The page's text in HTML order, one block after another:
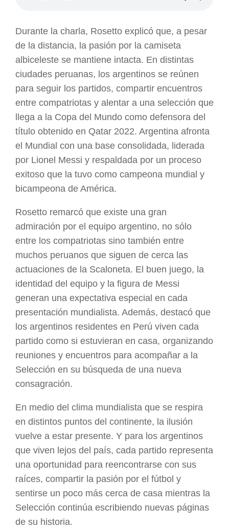
Durante la charla, Rosetto explicó que, a pesar
de la distancia, la pasión por la camiseta
albiceleste se mantiene intacta. En distintas
ciudades peruanas, los argentinos se reúnen
para seguir los partidos, compartir encuentros
entre compatriotas y alentar a una selección que
llega a la Copa del Mundo como defensora del
título obtenido en Qatar 2022. Argentina afronta
el Mundial con una base consolidada, liderada
por Lionel Messi y respaldada por un proceso
exitoso que la tuvo como campeona mundial y
bicampeona de América.
Rosetto remarcó que existe una gran
admiración por el equipo argentino, no sólo
entre los compatriotas sino también entre
muchos peruanos que siguen de cerca las
actuaciones de la Scaloneta. El buen juego, la
identidad del equipo y la figura de Messi
generan una expectativa especial en cada
presentación mundialista. Además, destacó que
los argentinos residentes en Perú viven cada
partido como si estuvieran en casa, organizando
reuniones y encuentros para acompañar a la
Selección en su búsqueda de una nueva
consagración.
En medio del clima mundialista que se respira
en distintos puntos del continente, la ilusión
vuelve a estar presente. Y para los argentinos
que viven lejos del país, cada partido representa
una oportunidad para reencontrarse con sus
raíces, compartir la pasión por el fútbol y
sentirse un poco más cerca de casa mientras la
Selección continúa escribiendo nuevas páginas
de su historia.